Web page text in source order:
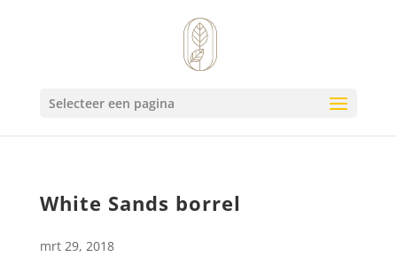
Selecteer een pagina
White Sands borrel
mrt 29, 2018